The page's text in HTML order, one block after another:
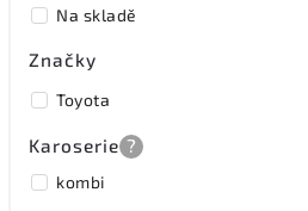
Na skladě
Značky
Toyota
Karoserie ?
kombi